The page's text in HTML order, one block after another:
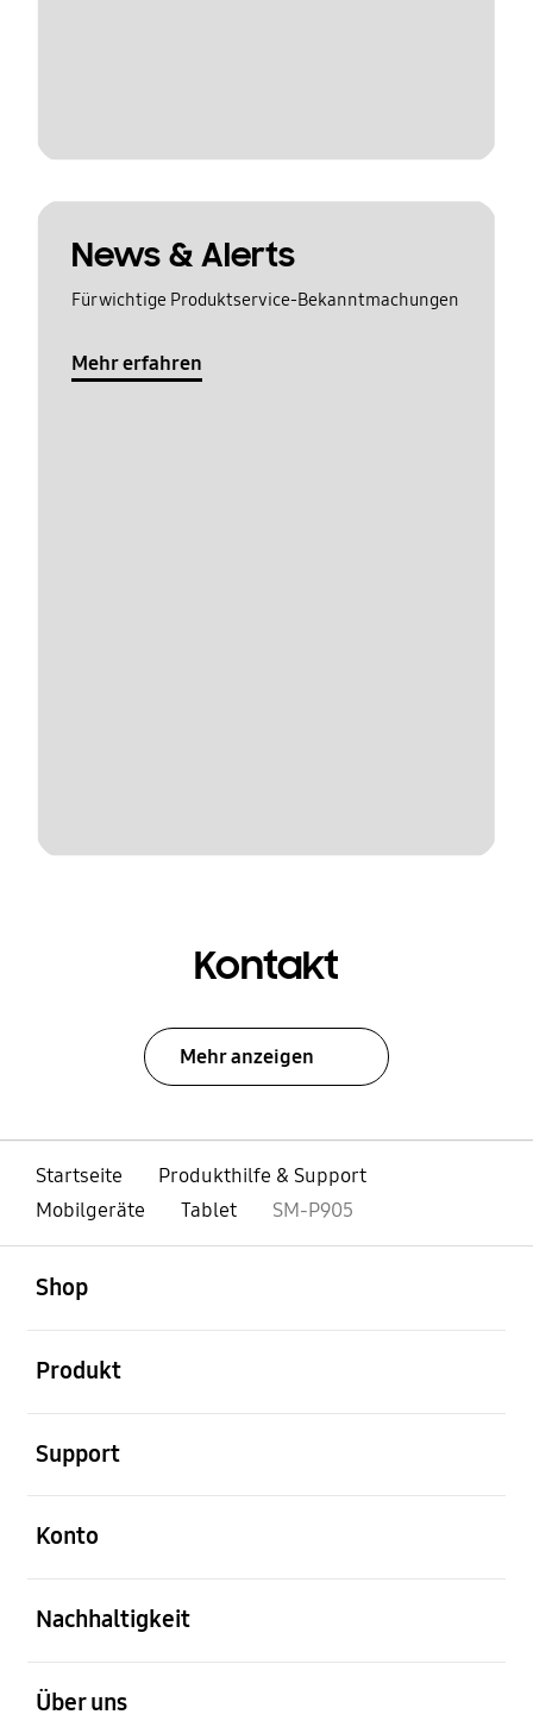
News & Alerts
Für wichtige Produktservice-Bekanntmachungen
Mehr erfahren
Kontakt
Mehr anzeigen
Startseite
Produkthilfe & Support
Mobilgeräte
Tablet SM-P905
Shop
Produkt
Support
Konto
Nachhaltigkeit
Über uns